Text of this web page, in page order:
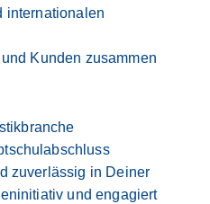
internationalen
Kunden zusammen
zuverlässig in Deiner
und engagiert